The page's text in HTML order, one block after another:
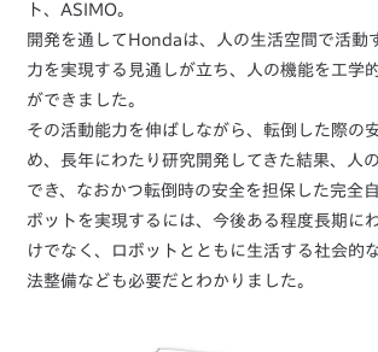
ト、ASIMO。
開発を通してHondaは、人の生活空間で活動
力を実現する見通しが立ち、人の機能を工学
ができました。
その活動能力を伸ばしながら、転倒した際の
め、長年にわたり研究開発してきた結果、人
でき、なおかつ転倒時の安全を担保した完全
ボットを実現するには、今後ある程度長期に
けでなく、ロボットとともに生活する社会的
法整備なども必要だとわかりました。